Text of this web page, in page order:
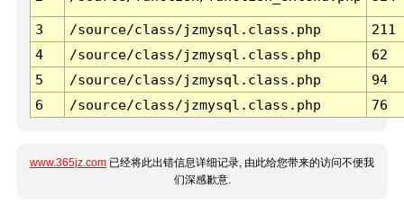
3 /source/class/jzmysql.class.php
211
4
/source/class/jzmysql.class.php
62
5
/source/class/jzmysql.class.php
94
6
/source/class/jzmysql.class.php 76
www.365jz.com 已经将此出错信息详细记录, 由此给您带来的访问不便我
们深感歉意.